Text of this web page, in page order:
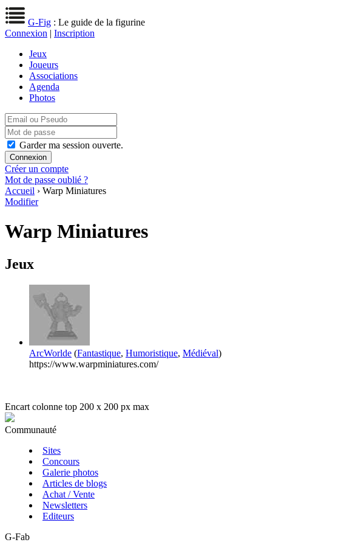
G-Fig : Le guide de la figurine
Connexion | Inscription
Jeux
Joueurs
Associations
Agenda
Photos
Garder ma session ouverte.
Créer un compte
Mot de passe oublié ?
Accueil › Warp Miniatures
Modifier
Warp Miniatures
Jeux
ArcWorlde (Fantastique, Humoristique, Médiéval)
https://www.warpminiatures.com/
Encart colonne top 200 x 200 px max
Communauté
Sites
Concours
Galerie photos
Articles de blogs
Achat / Vente
Newsletters
Editeurs
G-Fab